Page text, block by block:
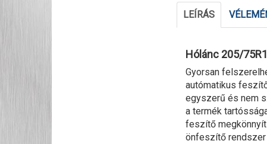
LEÍRÁS
Hólánc 205/
Gyorsan
autómatikus
egyszerű és nem
a termék
feszítő
önfeszítő rendszer